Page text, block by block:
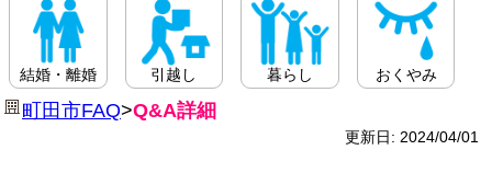
結婚・離婚 引越し 暮らし おくやみ
町田市FAQ>Q&A詳細
更新日: 2024/04/01